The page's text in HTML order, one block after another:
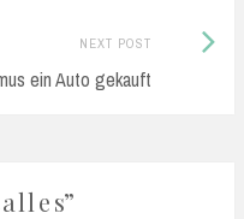
NEXT POST
ein Auto gekauft
Next
l l e s”